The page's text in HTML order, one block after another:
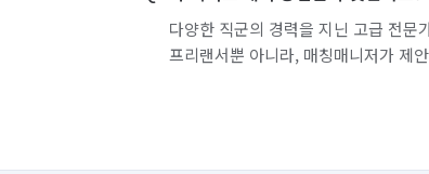
다양한 직군의 경력을 지닌 고급 전문
프리랜서뿐 아니라, 매칭매니저가 제